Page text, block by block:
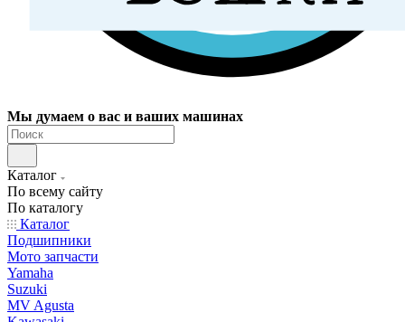
Мы думаем о вас и ваших машинах
Каталог
По всему сайту
По каталогу
Каталог
Подшипники
Мото запчасти
Yamaha
Suzuki
MV Agusta